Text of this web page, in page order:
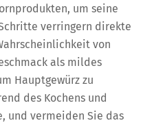
um seine
verringern direkte
von
als mildes
Hauptgewürz zu
des Kochens und
und vermeiden Sie das